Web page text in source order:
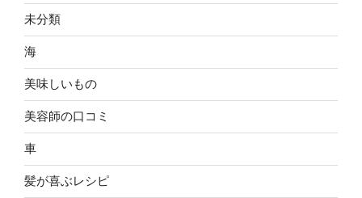
未分類
海
美味しいもの
美容師の口コミ
車
髪が喜ぶレシピ